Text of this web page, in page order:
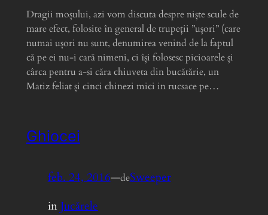
Dragii moșului, azi vom discuta despre niște scule de
mare efect, folosite în general de trupeții ”ușori” (care
numai ușori nu sunt, denumirea venind de la faptul
că pe ei nu-i cară nimeni, ci își folosesc picioarele și
cârca pentru a-si căra chiuveta din bucătărie, un
Matiz feliat și cinci chinezi mici in rucsace pe…
Ghiocei
feb. 24, 2016—deSweeper
inJucărele